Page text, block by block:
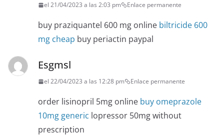
el 21/04/2023 a las 2:03 pm Enlace permanente
buy praziquantel 600 mg online biltricide 600
mg cheap buy periactin paypal
Esgmsl
el 22/04/2023 a las 12:28 pm Enlace permanente
order lisinopril 5mg online buy omeprazole
10mg generic lopressor 50mg without
prescription